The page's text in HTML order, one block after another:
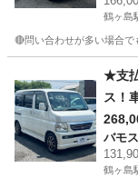
鶴ヶ島
🔴問い合わせが多い場合
鶴ヶ
★支
ス！
バモス
鶴ヶ島